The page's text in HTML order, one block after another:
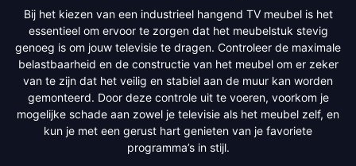
Bij het kiezen van een industrieel hangend TV meubel is het
essentieel om ervoor te zorgen dat het meubelstuk stevig
genoeg is om jouw televisie te dragen. Controleer de maximale
belastbaarheid en de constructie van het meubel om er zeker
van te zijn dat het veilig en stabiel aan de muur kan worden
gemonteerd. Door deze controle uit te voeren, voorkom je
mogelijke schade aan zowel je televisie als het meubel zelf, en
kun je met een gerust hart genieten van je favoriete
programma’s in stijl.